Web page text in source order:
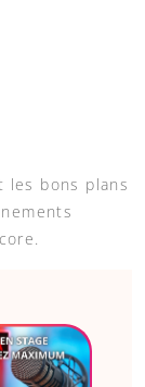
les bons plans